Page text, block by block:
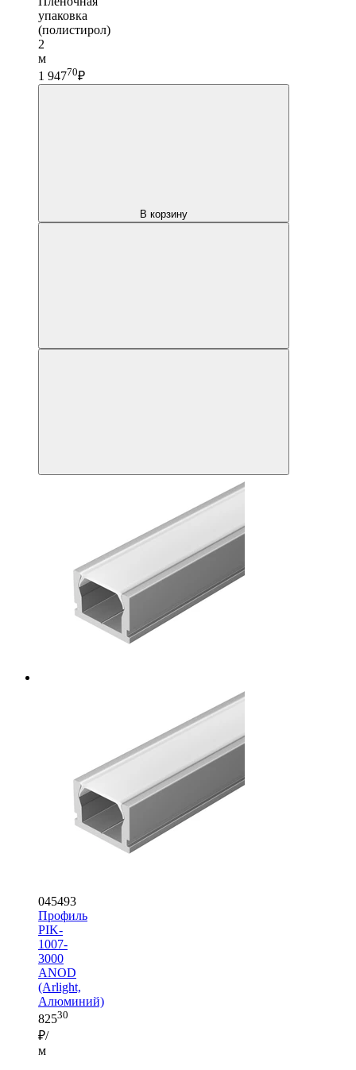
упаковка
(полистирол)
2
м
1 94770₽
В корзину
045493
Профиль
PIK-
1007-
3000
ANOD
(Arlight,
Алюминий)
82530
₽/
м